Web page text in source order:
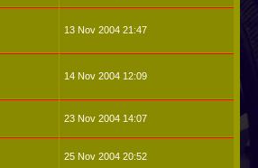
13 Nov 2004 21:47
14 Nov 2004 12:09
23 Nov 2004 14:07
25 Nov 2004 20:52